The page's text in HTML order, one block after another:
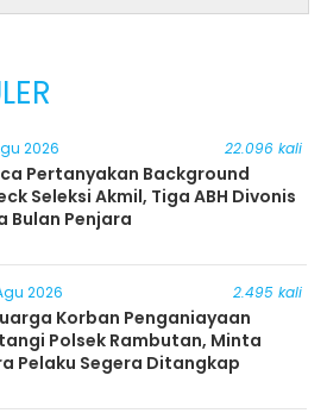
2026 22.096 kali
Pertanyakan Background
Seleksi Akmil, Tiga ABH Divonis
Bulan Penjara
2026 2.495 kali
Korban Penganiayaan
Polsek Rambutan, Minta
Pelaku Segera Ditangkap